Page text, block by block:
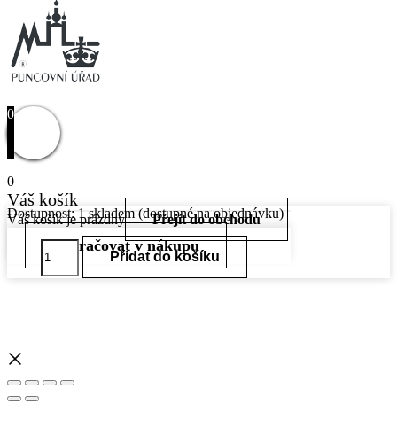
0
0
Váš košík
Váš košík je prázdný Přejít do obchodu
Pokračovat v nákupu
Dostupnost: 1 skladem (dostupné na objednávku)
přívěšek
585/1000,
Přidat do košíku